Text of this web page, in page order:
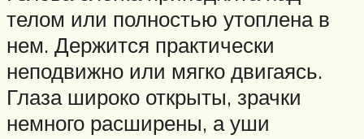
телом или полностью утоплена в
нем. Держится практически
неподвижно или мягко двигаясь.
Глаза широко открыты, зрачки
немного расширены, а уши